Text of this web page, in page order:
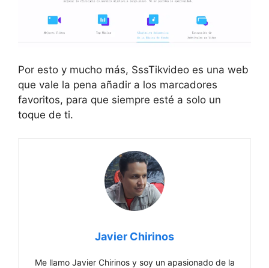
Por esto y mucho más, SssTikvideo es una web
que vale la pena añadir a los marcadores
favoritos, para que siempre esté a solo un
toque de ti.
Javier Chirinos
Me llamo Javier Chirinos y soy un apasionado de la